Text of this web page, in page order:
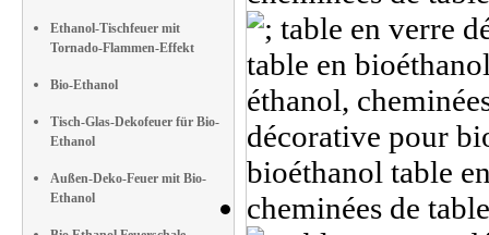
Ethanol-Tischfeuer mit
Tornado-Flammen-Effekt
Bio-Ethanol
Tisch-Glas-Dekofeuer für Bio-
Ethanol
Außen-Deko-Feuer mit Bio-
Ethanol